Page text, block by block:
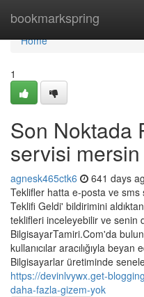
bookmarkspring
Home
Home
1
Son Noktada
servisi mersin
agnesk465ctk6 641 days
Teklifler hatta e-posta ve
Teklifi Geldi' bildirimini
teklifleri inceleyebilir ve senin
BilgisayarTamiri.Com'da
kullanıcılar aracılığıyla
Bilgisayarlar üretiminde
https://devinlvywx.get-
daha-fazla-gizem-yok